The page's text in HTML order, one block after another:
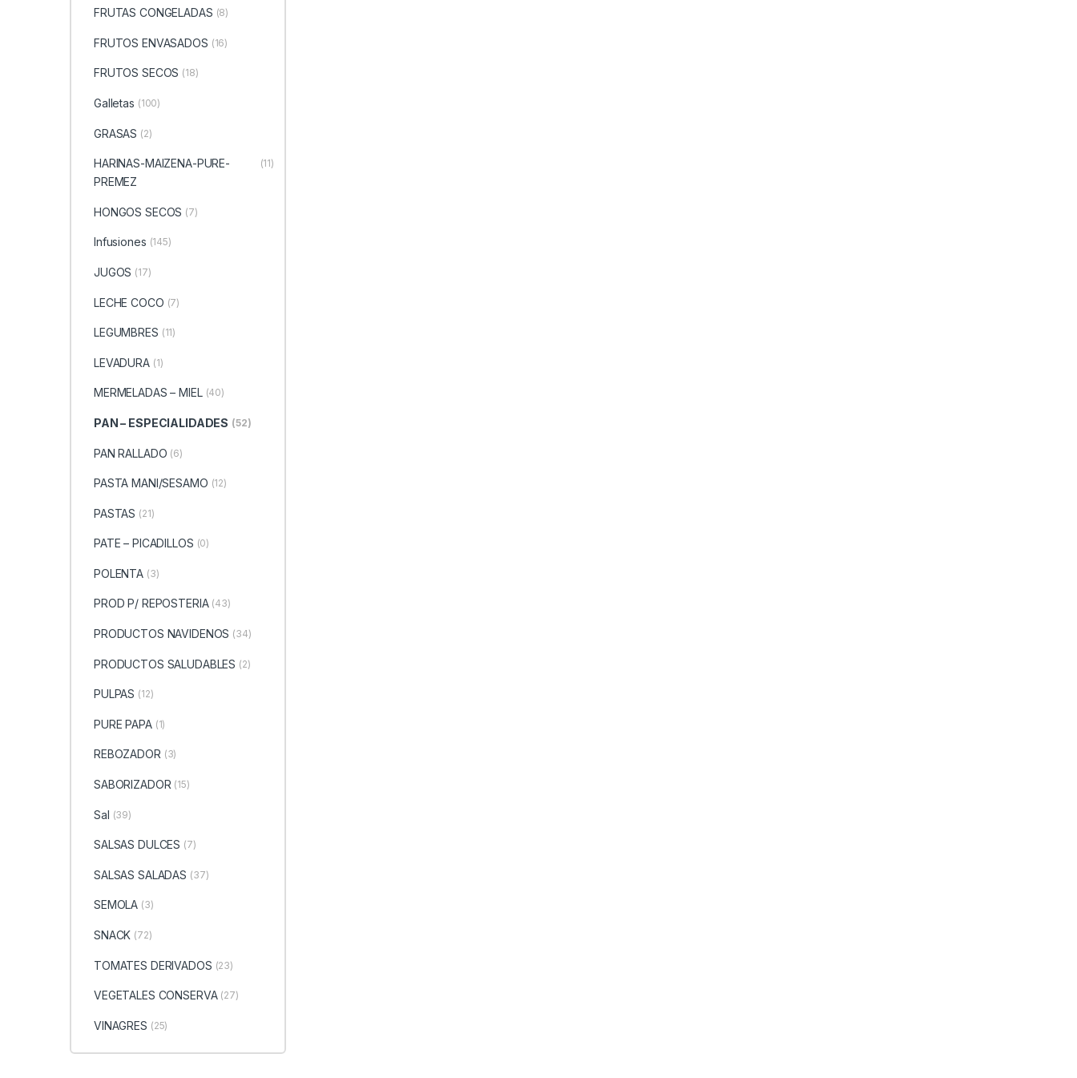
FRUTAS CONGELADAS (8)
FRUTOS ENVASADOS (16)
FRUTOS SECOS (18)
Galletas (100)
GRASAS (2)
HARINAS-MAIZENA-PURE-
PREMEZ
(11)
HONGOS SECOS (7)
Infusiones (145)
JUGOS (17)
LECHE COCO (7)
LEGUMBRES (11)
LEVADURA (1)
MERMELADAS – MIEL (40)
PAN – ESPECIALIDADES (52)
PAN RALLADO (6)
PASTA MANI/SESAMO (12)
PASTAS (21)
PATE – PICADILLOS (0)
POLENTA (3)
PROD P/ REPOSTERIA (43)
PRODUCTOS NAVIDENOS (34)
PRODUCTOS SALUDABLES (2)
PULPAS (12)
PURE PAPA (1)
REBOZADOR (3)
SABORIZADOR (15)
Sal (39)
SALSAS DULCES (7)
SALSAS SALADAS (37)
SEMOLA (3)
SNACK (72)
TOMATES DERIVADOS (23)
VEGETALES CONSERVA (27)
VINAGRES (25)